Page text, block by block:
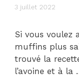
3 juillet 2022
Si vous voulez
muffins plus
trouvé la
l’avoine et à la